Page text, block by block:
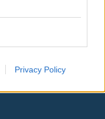
Privacy Policy
compagna